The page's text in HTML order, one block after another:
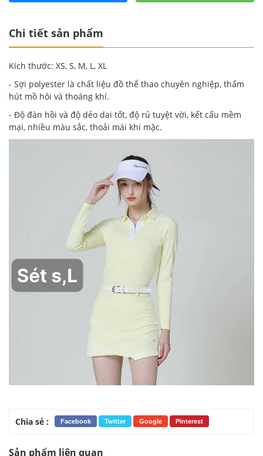
Chi tiết sản phẩm
Kích thước: XS, S, M, L, XL
- Sợi polyester là chất liệu đồ thể thao chuyên nghiệp, thấm
hút mồ hôi và thoáng khí.
- Độ đàn hồi và độ dẻo dai tốt, độ rủ tuyệt vời, kết cấu mềm
mại, nhiều màu sắc, thoải mái khi mặc.
Chia sẻ : Facebook Twitter Google Pinterest
Sản phẩm liên quan